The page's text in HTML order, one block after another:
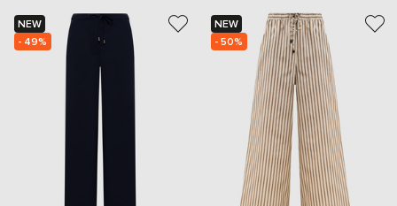
NEW
- 49%
NEW
- 50%